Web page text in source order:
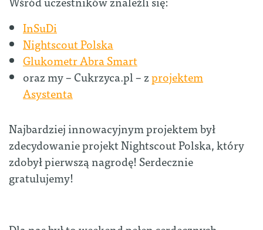
InSuDi
Nightscout Polska
Glukometr Abra Smart
oraz my – Cukrzyca.pl – zprojektem
Asystenta
Najbardziej innowacyjnym projektem był
zdecydowanie projekt Nightscout Polska, który
zdobył pierwszą nagrodę! Serdecznie
gratulujemy!